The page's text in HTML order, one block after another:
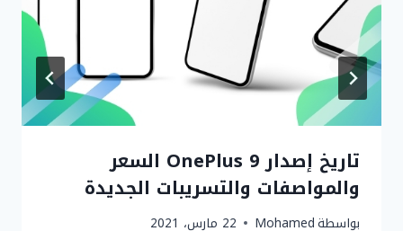
تاريخ إصدار OnePlus 9 السعر
والمواصفات والتسريبات الجديدة
بواسطةMohamed 22 مارس، 2021